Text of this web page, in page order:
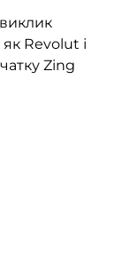
Revolut і
Zing